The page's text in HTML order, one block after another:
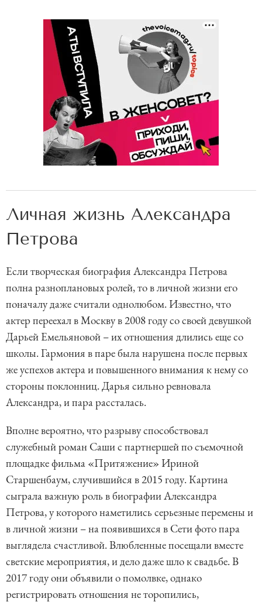
Личная жизнь Александра
Петрова
Если творческая биография Александра Петрова
полна разноплановых ролей, то в личной жизни его
поначалу даже считали однолюбом. Известно, что
актер переехал в Москву в 2008 году со своей девушкой
Дарьей Емельяновой – их отношения длились еще со
школы. Гармония в паре была нарушена после первых
же успехов актера и повышенного внимания к нему со
стороны поклонниц. Дарья сильно ревновала
Александра, и пара рассталась.
Вполне вероятно, что разрыву способствовал
служебный роман Саши с партнершей по съемочной
площадке фильма «Притяжение» Ириной
Старшенбаум, случившийся в 2015 году. Картина
сыграла важную роль в биографии Александра
Петрова, у которого наметились серьезные перемены и
в личной жизни – на появившихся в Сети фото пара
выглядела счастливой. Влюбленные посещали вместе
светские мероприятия, и дело даже шло к свадьбе. В
2017 году они объявили о помолвке, однако
регистрировать отношения не торопились,